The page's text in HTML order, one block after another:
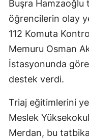
Buşra Hamzaoğlu
öğrencilerin olay
112 Komuta
Memuru Osman
İstasyonunda
destek verdi.
Triaj eğitimlerini
Meslek
Merdan, bu